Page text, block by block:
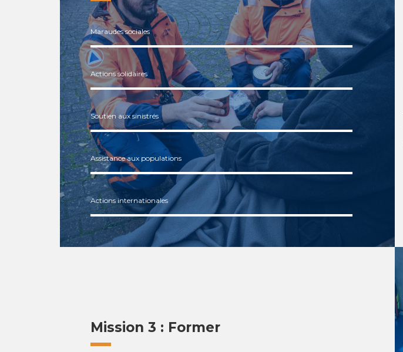
Maraudes sociales
Actions solidaires
Soutien aux sinistrés
Assistance aux populations
Actions internationales
Mission 3 : Former